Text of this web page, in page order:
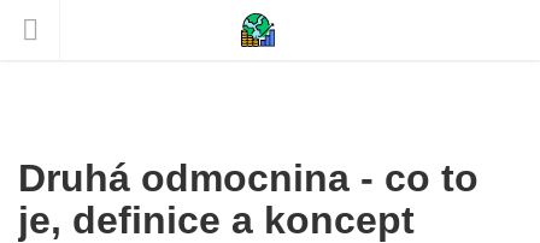
Druhá odmocnina - co to
je, definice a koncept